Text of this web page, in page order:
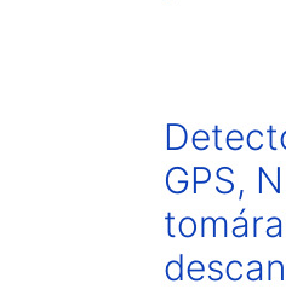
GPS,